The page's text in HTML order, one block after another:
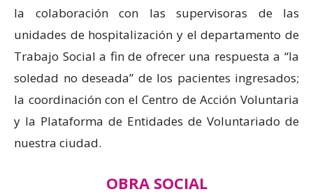
la colaboración con las supervisoras de las
unidades de hospitalización y el departamento de
Trabajo Social a fin de ofrecer una respuesta a “la
soledad no deseada” de los pacientes ingresados;
la coordinación con el Centro de Acción Voluntaria
y la Plataforma de Entidades de Voluntariado de
nuestra ciudad.
OBRA SOCIAL